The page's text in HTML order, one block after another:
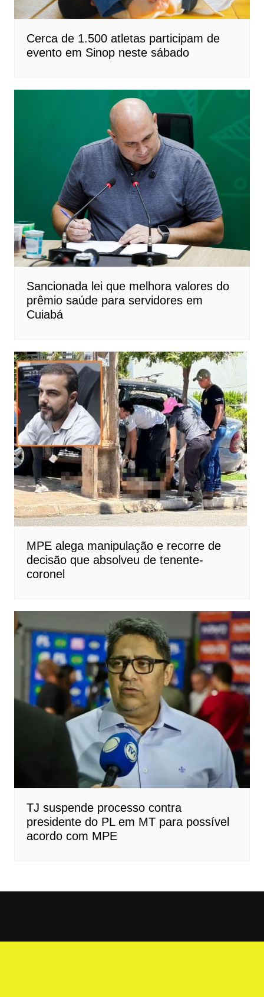
Cerca de 1.500 atletas participam de
evento em Sinop neste sábado
Sancionada lei que melhora valores do
prêmio saúde para servidores em
Cuiabá
MPE alega manipulação e recorre de
decisão que absolveu de tenente-
coronel
TJ suspende processo contra
presidente do PL em MT para possível
acordo com MPE